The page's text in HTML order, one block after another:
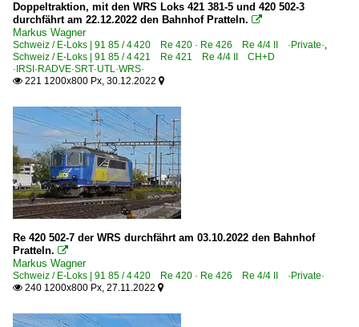
Doppeltraktion, mit den WRS Loks 421 381-5 und 420 502-3
durchfährt am 22.12.2022 den Bahnhof Pratteln. 
Markus Wagner
Schweiz / E-Loks | 91 85 / 4 420 Re 420 · Re 426 Re 4/4 II ·Private·,
Schweiz / E-Loks | 91 85 / 4 421 Re 421 Re 4/4 II CH+D
·IRSI·RADVE·SRT·UTL·WRS·
 221 1200x800 Px, 30.12.2022 
Re 420 502-7 der WRS durchfährt am 03.10.2022 den Bahnhof
Pratteln. 
Markus Wagner
Schweiz / E-Loks | 91 85 / 4 420 Re 420 · Re 426 Re 4/4 II ·Private·
 240 1200x800 Px, 27.11.2022 